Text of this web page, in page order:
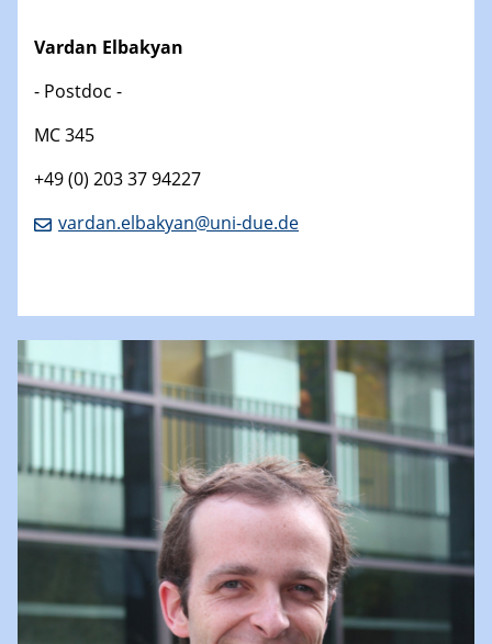
Vardan Elbakyan
- Postdoc -
MC 345
+49 (0) 203 37 94227
vardan.elbakyan@uni-due.de